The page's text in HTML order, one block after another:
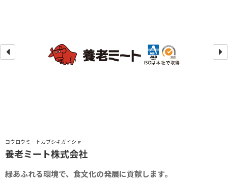
ヨウロウミートカブシキガイシャ
養老ミート株式会社
緑あふれる環境で、食文化の発展に貢献します。